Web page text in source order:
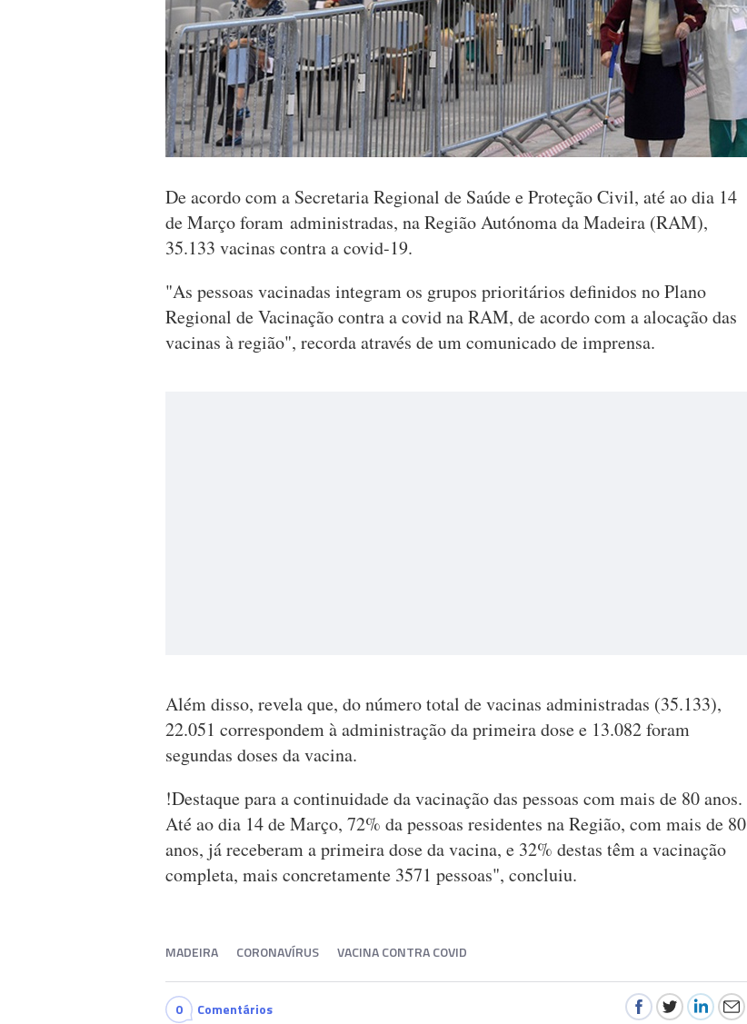
De acordo com a Secretaria Regional de Saúde e Proteção Civil, até ao dia 14
de Março foram administradas, na Região Autónoma da Madeira (RAM),
35.133 vacinas contra a covid-19.
"As pessoas vacinadas integram os grupos prioritários definidos no Plano
Regional de Vacinação contra a covid na RAM, de acordo com a alocação das
vacinas à região", recorda através de um comunicado de imprensa.
Além disso, revela que, do número total de vacinas administradas (35.133),
22.051 correspondem à administração da primeira dose e 13.082 foram
segundas doses da vacina.
!Destaque para a continuidade da vacinação das pessoas com mais de 80 anos.
Até ao dia 14 de Março, 72% da pessoas residentes na Região, com mais de 80
anos, já receberam a primeira dose da vacina, e 32% destas têm a vacinação
completa, mais concretamente 3571 pessoas", concluiu.
MADEIRA CORONAVÍRUS VACINA CONTRA COVID
0 Comentários